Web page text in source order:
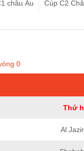
châu Âu Cúp C2
0
Thứ
Al